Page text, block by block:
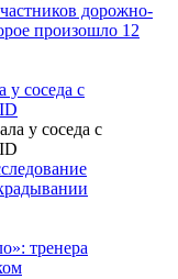
дорожно-
произошло 12
соседа с
тренера